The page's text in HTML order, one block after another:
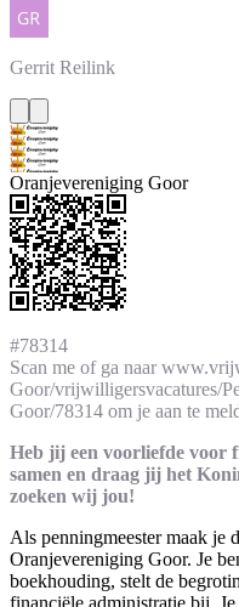
Gerrit Reilink
Oranjevereniging Goor
#78314
Scan me of ga naar
Goor/vrijwilligersvacatures/
Goor/78314 om je aan te
Heb jij een voorliefde voor
samen en draag jij het
zoeken wij jou!
Als penningmeester maak je
Oranjevereniging Goor. Je
boekhouding, stelt de
financiële administratie bij.